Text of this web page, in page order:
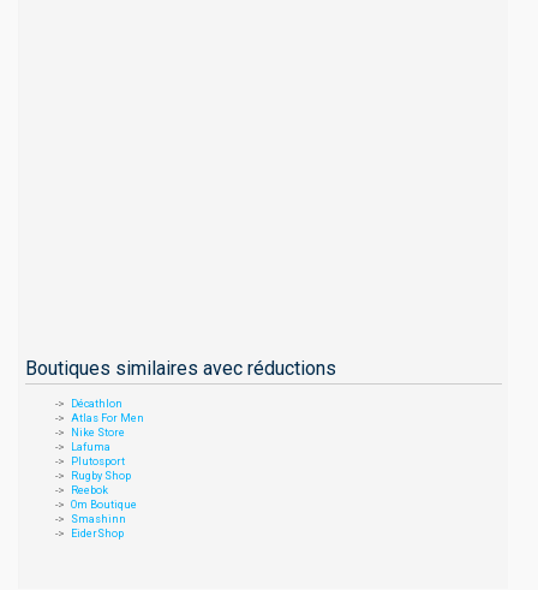
Boutiques similaires avec réductions
Décathlon
Atlas For Men
Nike Store
Lafuma
Plutosport
Rugby Shop
Reebok
Om Boutique
Smashinn
EiderShop